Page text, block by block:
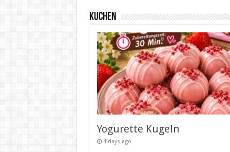
KUCHEN
Yogurette Kugeln
4 days ago